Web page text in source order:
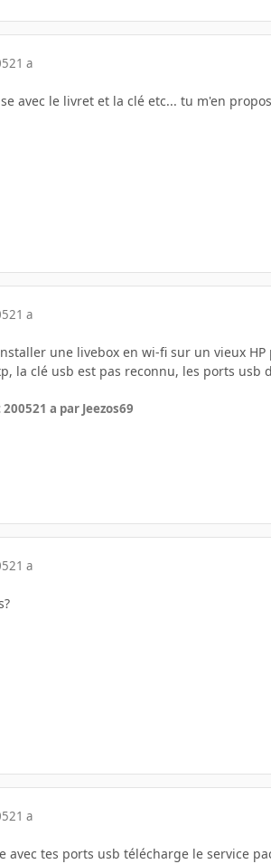
21 a
avec le livret et la clé etc... tu m'en
21 a
une livebox en wi-fi sur un vieux HP
la clé usb est pas reconnu, les ports usb
200521 a par Jeezos69
21 a
21 a
avec tes ports usb télécharge le service